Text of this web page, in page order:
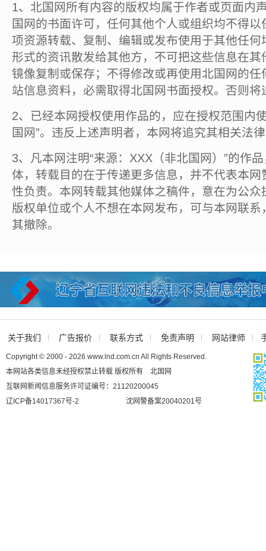
1、北国网所有内容的版权均属于作者或页面内
国网的书面许可，任何其他个人或组织均不得
项资源转载、复制、编辑或发布使用于其他任
形式的资讯散发给其他方，不可把这些信息在
镜像复制或保存；不得修改或再使用北国网的
站信息资料，必需取得北国网书面授权。否则将
2、已经本网授权使用作品的，应在授权范围内
国网”。违反上述声明者，本网将追究其相关法
3、凡本网注明“来源：XXX（非北国网）”的作
体，转载目的在于传递更多信息，并不代表本
性负责。本网转载其他媒体之稿件，意在为公
版权单位或个人不想在本网发布，可与本网联
其撤除。
关于我们 广告报价 联系方式 免责声明 网站律师
Copyright © 2000 - 2026 www.lnd.com.cn All Rights Reserved.
本网站各类信息未经授权禁止转载 版权所有 北国网
互联网新闻信息服务许可证编号：21120200045
辽ICP备14017367号-2
沈网警备案20040201号